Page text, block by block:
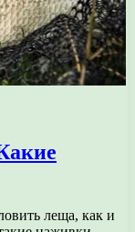
леща, как и